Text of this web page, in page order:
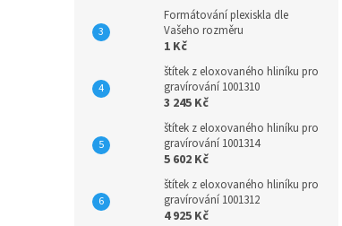
Formátování plexiskla dle
Vašeho rozměru
1 Kč
štítek z eloxovaného hliníku pro
gravírování 1001310
3 245 Kč
štítek z eloxovaného hliníku pro
gravírování 1001314
5 602 Kč
štítek z eloxovaného hliníku pro
gravírování 1001312
4 925 Kč